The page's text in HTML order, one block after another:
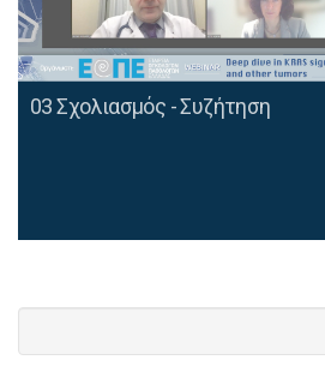
03 Σχολιασμός - Συζήτηση